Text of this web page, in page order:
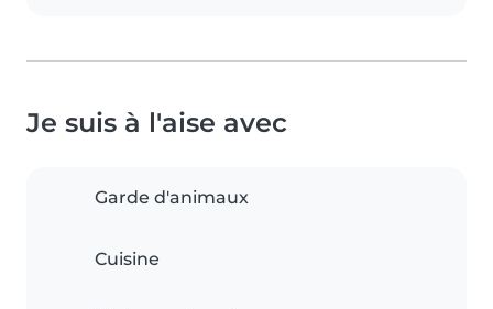
Je suis à l'aise avec
Garde d'animaux
Cuisine